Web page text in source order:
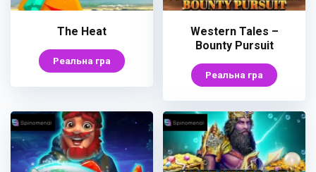
The Heat
Реальна гра
Western Tales –
Bounty Pursuit
Реальна гра